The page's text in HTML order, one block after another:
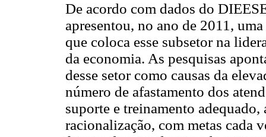
De acordo com dados do
apresentou, no ano de 2011,
que coloca esse subsetor na
da economia. As pesquisas
desse setor como causas da
número de afastamento dos
suporte e treinamento
racionalização, com metas cada